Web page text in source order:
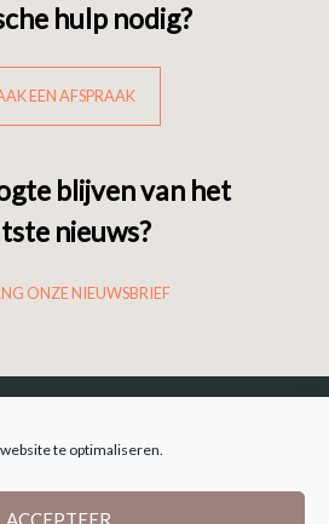
te optimaliseren.
ACCEPTEER
hulp nodig?
EEN AFSPRAAK
blijven van het
nieuws?
ONZE NIEUWSBRIEF